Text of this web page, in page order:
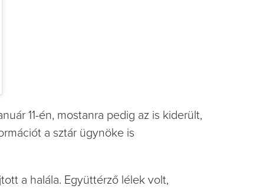
11-én, mostanra pedig az is kiderült,
a sztár ügynöke is
a halála. Együttérző lélek volt,